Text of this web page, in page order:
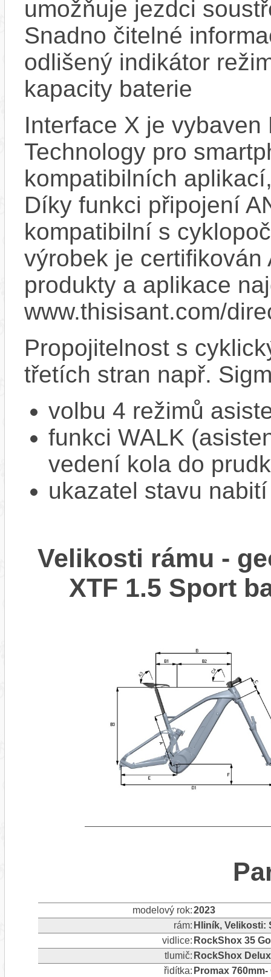
umožňuje jezdci
Snadno čitelné
odlišený indikátor
kapacity baterie
Interface X je
Technology pro
kompatibilních
Díky funkci připojení
kompatibilní s
výrobek je
produkty a aplikace
www.thisisant.com/
Propojitelnost s
třetích stran např.
volbu 4 režimů
funkci WALK
vedení kola do
ukazatel stavu
Velikosti rámu -
XTF 1.5 Sport
modelový rok:2023
rám: Hliník, Velikosti:
vidlice: RockShox 35
tlumič: RockShox
řidítka: Promax